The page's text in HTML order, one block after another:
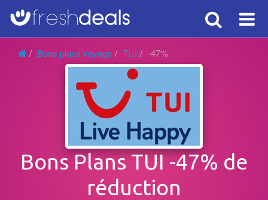
Search
Bons plans voyage TUI -47%
Bons Plans TUI -47% de
réduction